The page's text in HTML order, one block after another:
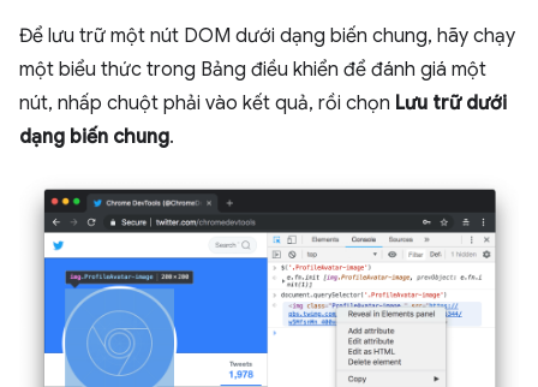
Để lưu trữ một nút DOM dưới dạng biến chung, hãy chạy
một biểu thức trong Bảng điều khiển để đánh giá một
nút, nhấp chuột phải vào kết quả, rồi chọn Lưu trữ dưới
dạng biến chung.